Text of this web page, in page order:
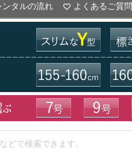
ンタルの流れ よくあるご質問